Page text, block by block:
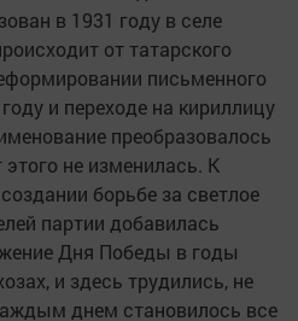
в 1931 году в селе
от татарского
письменного
и переходе на кириллицу
преобразовалось
не изменилась. К
борьбе за светлое
партии добавилась
Дня Победы в годы
и здесь трудились, не
днем становилось все